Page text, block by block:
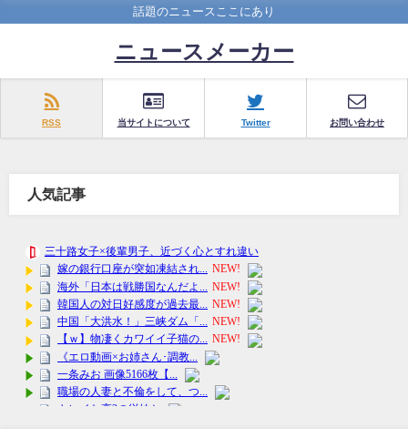
話題のニュースここにあり
ニュースメーカー
RSS 当サイトについて Twitter お問い合わせ
人気記事